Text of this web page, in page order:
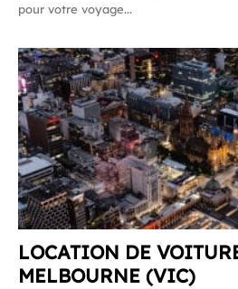
pour votre voyage...
LOCATION DE
MELBOURNE (VIC)